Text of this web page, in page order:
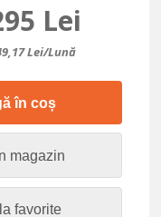
Lei
Lei/lună
în coș
magazin
favorite